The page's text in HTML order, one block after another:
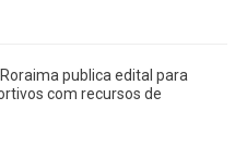
publica edital para
com recursos de